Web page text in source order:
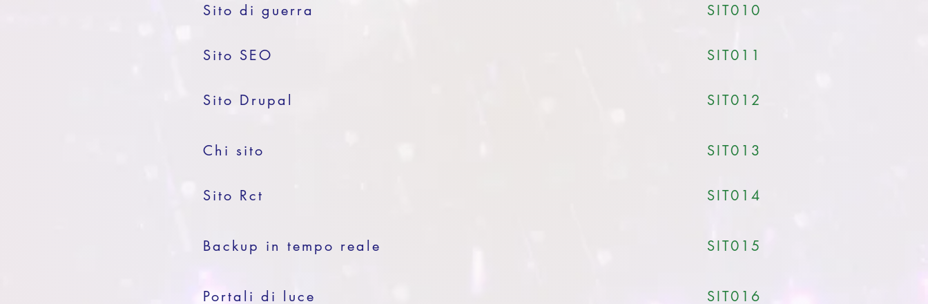
Sito di guerra
Sito SEO
Sito Drupal
Chi sito
Sito Rct
Backup in tempo reale
Portali di luce
SIT010
SIT011
SIT012
SIT013
SIT014
SIT015
SIT016